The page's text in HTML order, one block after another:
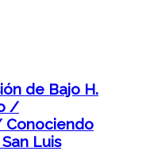
de Bajo H.
/
Conociendo
Luis